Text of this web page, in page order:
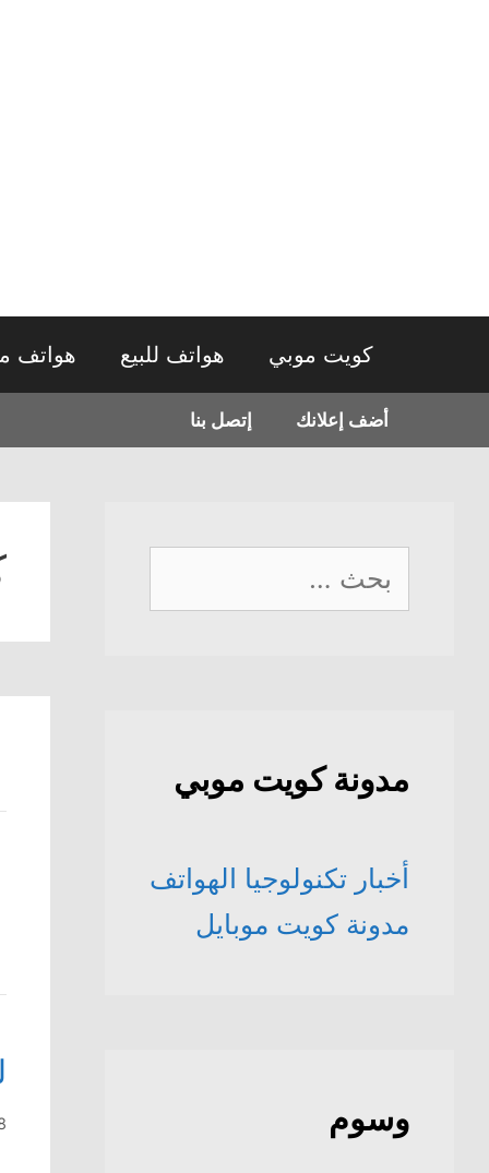
كويت موبي هواتف للبيع هواتف
أضف إعلانك إتصل بنا
28
البحث
عن:
مدونة كويت موبي
أخبار تكنولوجيا الهواتف
مدونة كويت موبايل
وسوم